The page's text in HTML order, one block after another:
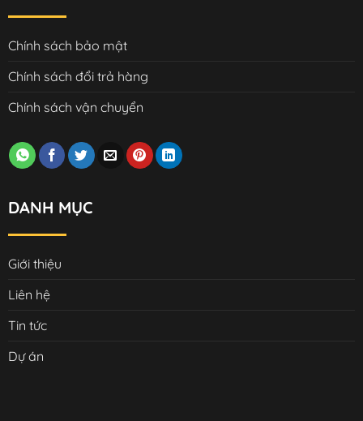
Chính sách bảo mật
Chính sách đổi trả hàng
Chính sách vận chuyển
DANH MỤC
Giới thiệu
Liên hệ
Tin tức
Dự án